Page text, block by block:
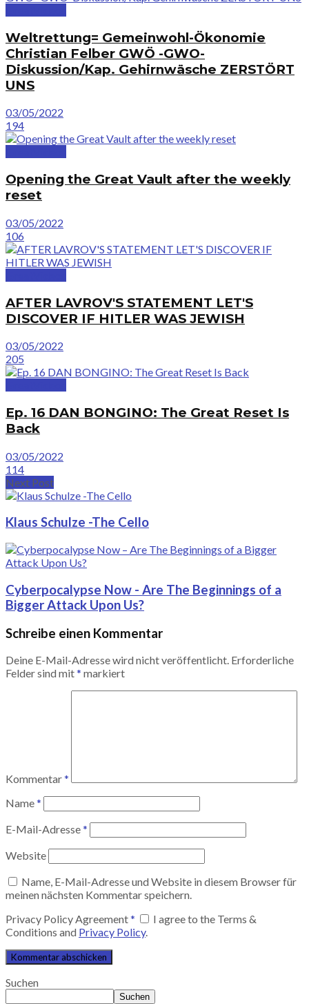
Weltrettung= Gemeinwohl-Ökonomie
Christian Felber GWÖ -GWO-
Diskussion/Kap. Gehirnwäsche ZERSTÖRT
UNS
03/05/2022
194
Opening the Great Vault after the weekly
reset
03/05/2022
106
AFTER LAVROV'S STATEMENT LET'S
DISCOVER IF HITLER WAS JEWISH
03/05/2022
205
Ep. 16 DAN BONGINO: The Great Reset Is
Back
03/05/2022
114
Next Post
Klaus Schulze -The Cello
Cyberpocalypse Now - Are The Beginnings of a
Bigger Attack Upon Us?
Schreibe einen Kommentar
Deine E-Mail-Adresse wird nicht veröffentlicht. Erforderliche
Felder sind mit* markiert
Kommentar*
Name*
E-Mail-Adresse*
Website
Name, E-Mail-Adresse und Website in diesem Browser für
meinen nächsten Kommentar speichern.
Privacy Policy Agreement*
I agree to the Terms &
Conditions and Privacy Policy.
Suchen
Suchen